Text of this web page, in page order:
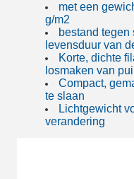
met een
g/m2
bestand
levensduur van
Korte, dichte
losmaken van
Compact,
te slaan
Lichtgewicht
verandering